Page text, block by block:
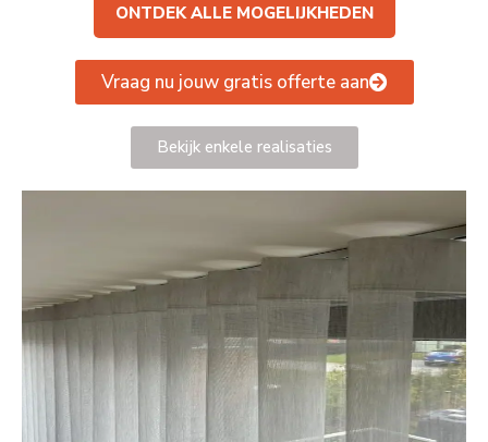
ONTDEK ALLE MOGELIJKHEDEN
Vraag nu jouw gratis offerte aan
Bekijk enkele realisaties